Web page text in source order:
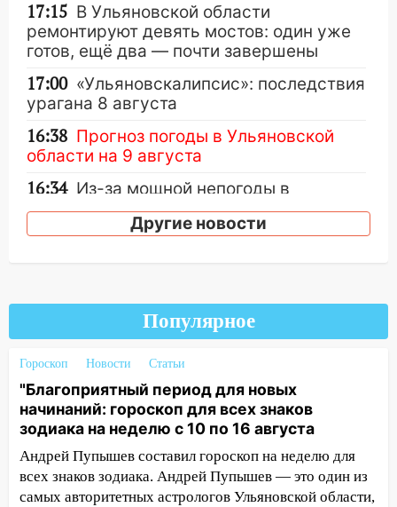
17:15 В Ульяновской области
ремонтируют девять мостов: один уже
готов, ещё два — почти завершены
17:00 «Ульяновскалипсис»: последствия
урагана 8 августа
16:38 Прогноз погоды в Ульяновской
области на 9 августа
16:34 Из-за мощной непогоды в
Ульяновске отменили фестиваль «Наше
время»
100 тысяч тонн зерна
В колледжи и техникумы
тысяч заявлений
15:04 Фоторепортаж с улиц Ульяновска
после шторма: поваленные деревья и
затопленные улицы
14:28 Ураган вырвал остановку на улице
Деева в Заволжье
Другие новости
Популярное
Гороскоп Новости Статьи
"Благоприятный период для новых
начинаний: гороскоп для всех знаков
зодиака на неделю с 10 по 16 августа
Андрей Пупышев составил гороскоп на неделю для
всех знаков зодиака. Андрей Пупышев — это один из
самых авторитетных астрологов Ульяновской области,